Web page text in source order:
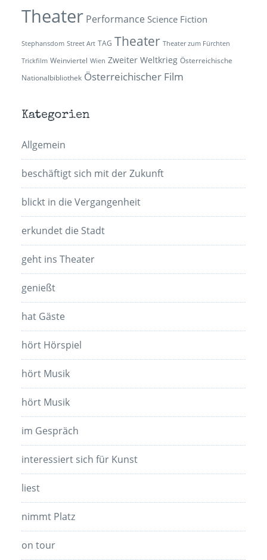
Theater Performance Science Fiction
Stephansdom Street Art TAG Theater Theater zum Fürchten
Trickfilm Weinviertel Wien Zweiter Weltkrieg Österreichische
Nationalbibliothek Österreichischer Film
Kategorien
Allgemein
beschäftigt sich mit der Zukunft
blickt in die Vergangenheit
erkundet die Stadt
geht ins Theater
genießt
hat Gäste
hört Hörspiel
hört Musik
hört Musik
im Gespräch
interessiert sich für Kunst
liest
nimmt Platz
on tour